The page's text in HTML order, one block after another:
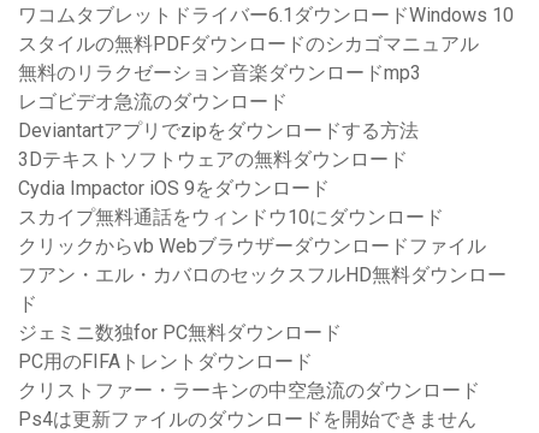
ワコムタブレットドライバー6.1ダウンロードWindows 10
スタイルの無料PDFダウンロードのシカゴマニュアル
無料のリラクゼーション音楽ダウンロードmp3
レゴビデオ急流のダウンロード
Deviantartアプリでzipをダウンロードする方法
3Dテキストソフトウェアの無料ダウンロード
Cydia Impactor iOS 9をダウンロード
スカイプ無料通話をウィンドウ10にダウンロード
クリックからvb Webブラウザーダウンロードファイル
フアン・エル・カバロのセックスフルHD無料ダウンロー
ド
ジェミニ数独for PC無料ダウンロード
PC用のFIFAトレントダウンロード
クリストファー・ラーキンの中空急流のダウンロード
Ps4は更新ファイルのダウンロードを開始できません